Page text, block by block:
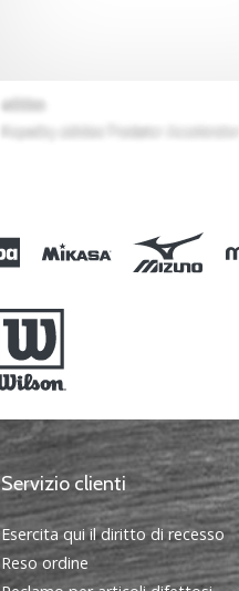
Servizio clienti
Esercita qui il diritto di recesso
Reso ordine